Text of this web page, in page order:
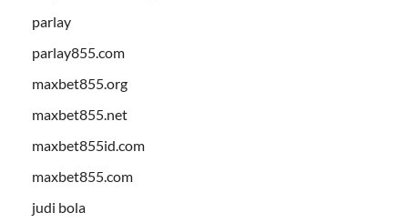
parlay
parlay855.com
maxbet855.org
maxbet855.net
maxbet855id.com
maxbet855.com
judi bola